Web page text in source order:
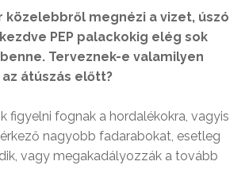
közelebbről megnézi a vizet, úszó
PEP palackokig elég sok
Terveznek-e valamilyen
átúszás előtt?
figyelni fognak a hordalékokra, vagyis
nagyobb fadarabokat, esetleg
vagy megakadályozzák a tovább